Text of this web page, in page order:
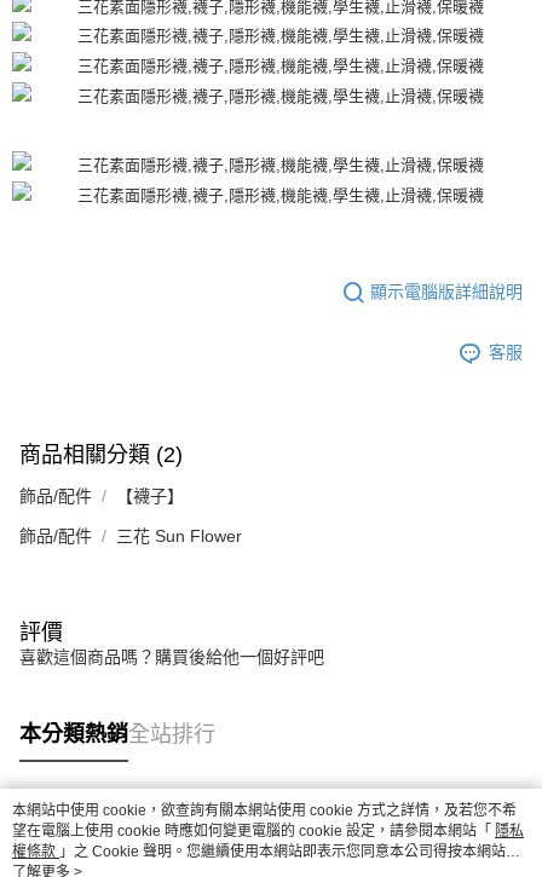
資料（包含姓名、電話或地址）提供予台灣大哥大進項蒐集、處理及利用，
由本公司與您本人進行分期帳單所需資料之確認、核對及更正。
3.完整用戶服務條款，請詳閱以下連結：https://oppay.tw/userRule
是否繳費成功／繳費後需取消欲退款等相關疑問，請聯繫「AFTEE先享後付
客戶支援中心」https://netprotections.freshdesk.com/support/home
【注意事項】
１．透過由恩沛科技股份有限公司提供之「AFTEE先享後付」服務完成之交
權轉讓予恩沛科技股份有限公司。
２．關於個人資料處理事宜，請瀏覽以下網址：
https://aftee.tw/terms/#terms3
４．使用「AFTEE先享後付」時，將依據個別帳號之用戶狀況，依本公司即
時審查核予不同之上限額度；若仍有額度不足之情形，本公司將視審查結果
５．嚴禁一人註冊多個帳號或使用他人資訊註冊。若發現惡意使用之情形，
請自備購物袋，若需購買紙袋可現場詢問
免運費
顯示電腦版詳細說明
客服
商品相關分類 (2)
飾品/配件 【襪子】
飾品/配件 三花 Sun Flower
評價
喜歡這個商品嗎？購買後給他一個好評吧
本分類熱銷全站排行
熱門標籤
本網站中使用 cookie，欲查詢有關本網站使用 cookie 方式之詳情，及若您不希
望在電腦上使用 cookie 時應如何變更電腦的 cookie 設定，請參閱本網站「 隱私
權條款 」之 Cookie 聲明。您繼續使用本網站即表示您同意本公司得按本網站使
用條款之 Cookie 聲明使用 cookie。
了解更多 >